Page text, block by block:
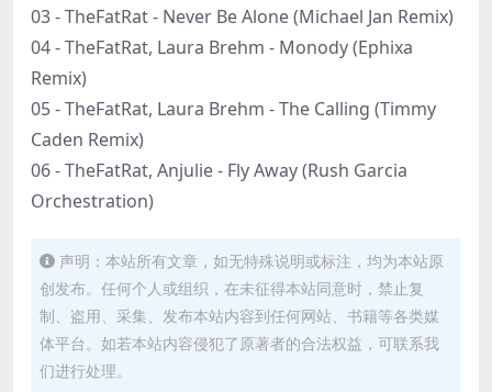
03 - TheFatRat - Never Be Alone (Michael Jan Remix)
04 - TheFatRat, Laura Brehm - Monody (Ephixa
Remix)
05 - TheFatRat, Laura Brehm - The Calling (Timmy
Caden Remix)
06 - TheFatRat, Anjulie - Fly Away (Rush Garcia
Orchestration)
声明：本站所有文章，如无特殊说明或标注，均为本站原
创发布。任何个人或组织，在未征得本站同意时，禁止复
制、盗用、采集、发布本站内容到任何网站、书籍等各类媒
体平台。如若本站内容侵犯了原著者的合法权益，可联系我
们进行处理。